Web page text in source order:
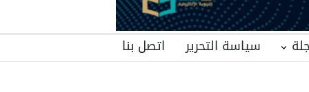
سياسة التحرير اتصل بنا